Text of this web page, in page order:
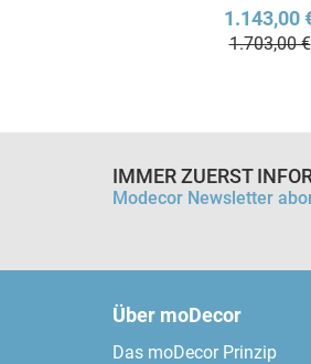
1.143,00
1.703,00 €
IMMER ZUERST
Modecor Newsletter
Über moDecor
Das moDecor Prinzip